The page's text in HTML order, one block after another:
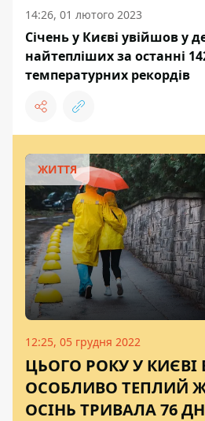
14:26, 01 лютого 2023
Січень у Києві увійшов у
найтепліших за останні
температурних рекордів
ЖИТТЯ
12:25, 05 грудня 2022
ЦЬОГО РОКУ У КИЄВІ
ОСОБЛИВО ТЕПЛИЙ
ОСІНЬ ТРИВАЛА 76